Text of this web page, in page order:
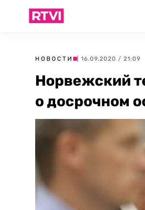
НОВОСТИ | 16.09.2020 / 21:09
Норвежский
о досрочном